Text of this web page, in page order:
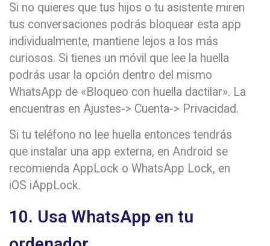
Si no quieres que tus hijos o tu asistente miren
tus conversaciones podrás bloquear esta app
individualmente, mantiene lejos a los más
curiosos. Si tienes un móvil que lee la huella
podrás usar la opción dentro del mismo
WhatsApp de «Bloqueo con huella dactilar». La
encuentras en Ajustes-> Cuenta-> Privacidad.
Si tu teléfono no lee huella entonces tendrás
que instalar una app externa, en Android se
recomienda AppLock o WhatsApp Lock, en
iOS iAppLock.
10. Usa WhatsApp en tu